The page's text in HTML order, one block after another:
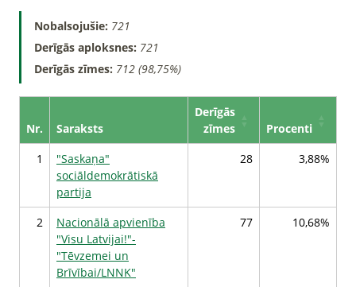
Nobalsojušie: 721
Derīgās aploksnes: 721
Derīgās zīmes: 712 (98,75%)
Nr. Saraksts
Derīgās
zīmes
Procenti
1
"Saskaņa"
sociāldemokrātiskā
partija
28 3,88%
2
Nacionālā apvienība
"Visu Latvijai!"-
"Tēvzemei un
Brīvībai/LNNK"
77 10,68%